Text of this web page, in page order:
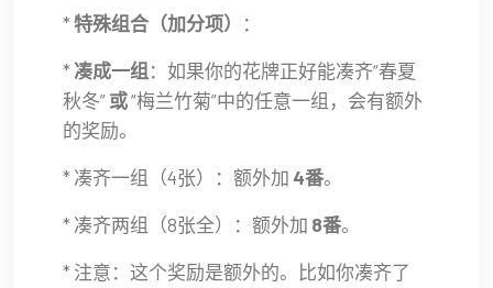
*特殊组合（加分项） ：
*凑成一组 ：如果你的花牌正好能凑齐“春夏
秋冬” 或“梅兰竹菊”中的任意一组，会有额外
的奖励。
* 凑齐一组（4张）：额外加 4番。
* 凑齐两组（8张全）：额外加 8番。
* 注意：这个奖励是额外的。比如你凑齐了